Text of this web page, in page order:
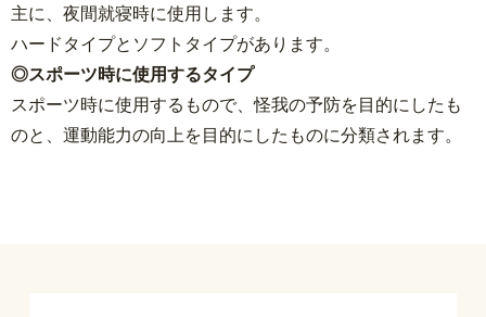
主に、夜間就寝時に使用します。
ハードタイプとソフトタイプがあります。
◎スポーツ時に使用するタイプ
スポーツ時に使用するもので、怪我の予防を目的にしたも
のと、運動能力の向上を目的にしたものに分類されます。